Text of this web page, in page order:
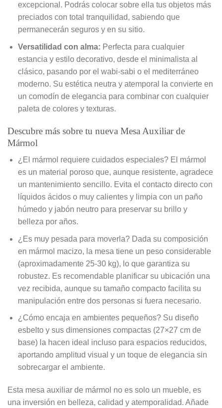
excepcional. Podrás colocar sobre ella tus objetos más
preciados con total tranquilidad, sabiendo que
permanecerán seguros y en su sitio.
Versatilidad con alma: Perfecta para cualquier
estancia y estilo decorativo, desde el minimalista al
clásico, pasando por el wabi-sabi o el mediterráneo
moderno. Su estética neutra y atemporal la convierte en
un comodín de elegancia para combinar con cualquier
paleta de colores y texturas.
Descubre más sobre tu nueva Mesa Auxiliar de
Mármol
¿El mármol requiere cuidados especiales? El mármol
es un material poroso que, aunque resistente, agradece
un mantenimiento sencillo. Evita el contacto directo con
líquidos ácidos o muy calientes y limpia con un paño
húmedo y jabón neutro para preservar su brillo y
belleza por años.
¿Es muy pesada para moverla? Dada su composición
en mármol macizo, la mesa tiene un peso considerable
(aproximadamente 25-30 kg), lo que garantiza su
robustez. Es recomendable planificar su ubicación una
vez recibida, aunque su tamaño compacto facilita su
manipulación entre dos personas si fuera necesario.
¿Cómo encaja en ambientes pequeños? Su diseño
esbelto y sus dimensiones compactas (27×27 cm de
base) la hacen ideal incluso para espacios reducidos,
aportando amplitud visual y un toque de elegancia sin
sobrecargar el ambiente.
Esta mesa auxiliar de mármol no es solo un mueble, es
una inversión en belleza, calidad y atemporalidad. Añade